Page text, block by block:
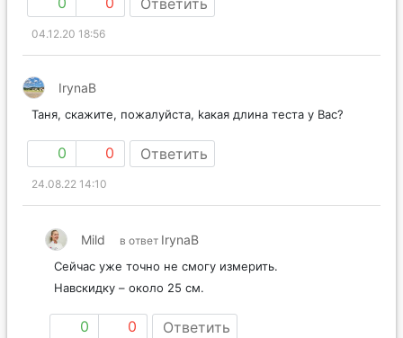
Ответить
04.12.20 18:56
IrynaB
Таня, скажите, пожалуйста, kакая длина теста у Bас?
0 0 Ответить
24.08.22 14:10
Mild в ответ IrynaB
Сейчас уже точно не смогу измерить.
Навскидку – около 25 см.
0 0 Ответить